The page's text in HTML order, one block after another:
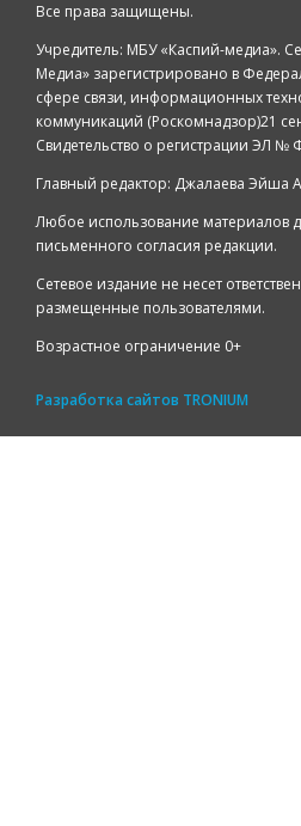
Все права защищены.
Учредитель: МБУ «Каспий-медиа».
Медиа» зарегистрировано в
сфере связи, информационных
коммуникаций (Роскомнадзор)21
Свидетельство о регистрации ЭЛ №
Главный редактор: Джалаева Эйша
Любое использование материалов
письменного согласия редакции.
Сетевое издание не несет
размещенные пользователями.
Возрастное ограничение 0+
Разработка сайтов TRONIUM